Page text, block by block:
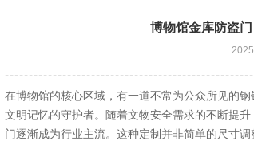
博物馆金库防盗
在博物馆的核心区域，有一道不常为公众所见的
文明记忆的守护者。随着文物安全需求的不断提
门逐渐成为行业主流。这种定制并非简单的尺寸